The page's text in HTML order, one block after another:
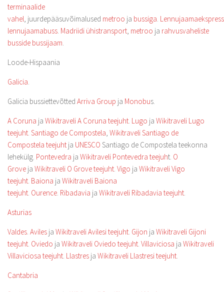
terminaalide
vahel, juurdepääsuvõimalused metroo ja bussiga. Lennujaamaekspress
lennujaamabuss. Madriidi ühistransport, metroo ja rahvusvaheliste
busside bussijaam.
Loode-Hispaania
Galicia.
Galicia bussiettevõtted Arriva Group ja Monobus.
A Coruna ja Wikitraveli A Coruna teejuht. Lugo ja Wikitraveli Lugo
teejuht. Santiago de Compostela, Wikitraveli Santiago de
Compostela teejuht ja UNESCO Santiago de Compostela teekonna
lehekülg. Pontevedra ja Wikitraveli Pontevedra teejuht. O
Grove ja Wikitraveli O Grove teejuht. Vigo ja Wikitraveli Vigo
teejuht. Baiona ja Wikitraveli Baiona
teejuht. Ourence. Ribadavia ja Wikitraveli Ribadavia teejuht.
Asturias
Valdes. Aviles ja Wikitraveli Avilesi teejuht. Gijon ja Wikitraveli Gijoni
teejuht. Oviedo ja Wikitraveli Oviedo teejuht. Villaviciosa ja Wikitraveli
Villaviciosa teejuht. Llastres ja Wikitraveli Llastresi teejuht.
Cantabria